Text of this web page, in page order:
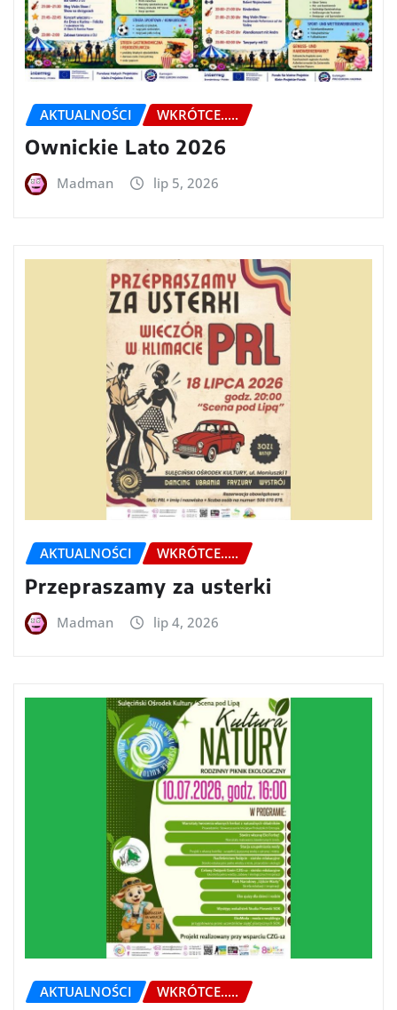
AKTUALNOŚCI WKRÓTCE.....
Ownickie Lato 2026
Madman lip 5, 2026
AKTUALNOŚCI WKRÓTCE.....
Przepraszamy za usterki
Madman lip 4, 2026
AKTUALNOŚCI WKRÓTCE.....